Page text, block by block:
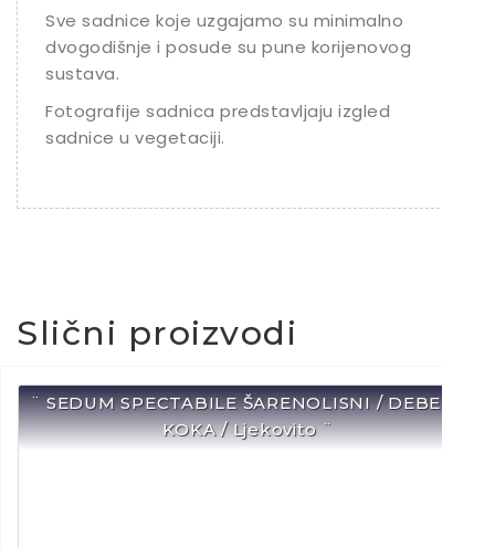
Sve sadnice koje uzgajamo su minimalno
dvogodišnje i posude su pune korijenovog
sustava.
Fotografije sadnica predstavljaju izgled
sadnice u vegetaciji.
Slični proizvodi
¨ SEDUM SPECTABILE ŠARENOLISNI / DEBELA
KOKA / Ljekovito ¨